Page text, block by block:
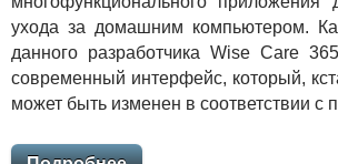
ухода за домашним компьютером.
данного разработчика Wise Care
современный интерфейс, который,
может быть изменен в соответствии с